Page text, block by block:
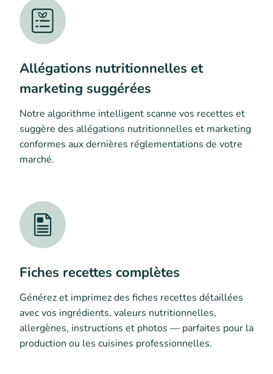
Allégations nutritionnelles et
marketing suggérées
Notre algorithme intelligent scanne vos recettes et
suggère des allégations nutritionnelles et marketing
conformes aux dernières réglementations de votre
marché.
Fiches recettes complètes
Générez et imprimez des fiches recettes détaillées
avec vos ingrédients, valeurs nutritionnelles,
allergènes, instructions et photos — parfaites pour la
production ou les cuisines professionnelles.